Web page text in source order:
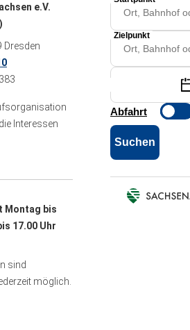
e.V.
Dresden
Interessen
Montag bis
17.00 Uhr
sind
möglich.